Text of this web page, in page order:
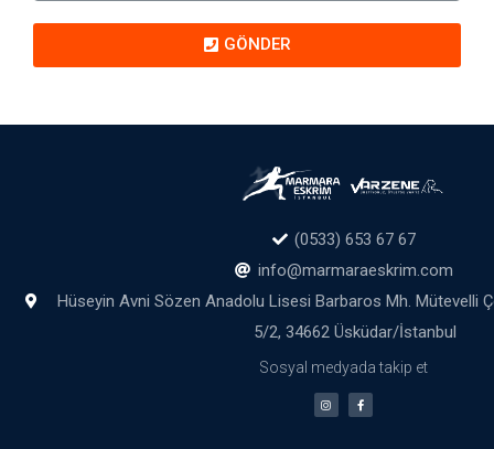
GÖNDER
(0533) 653 67 67
info@marmaraeskrim.com
Hüseyin Avni Sözen Anadolu Lisesi Barbaros Mh. Mütevelli
5/2, 34662 Üsküdar/İstanbul
Sosyal medyada takip et